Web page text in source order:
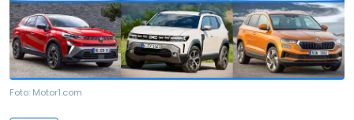
Foto: Motor1.com